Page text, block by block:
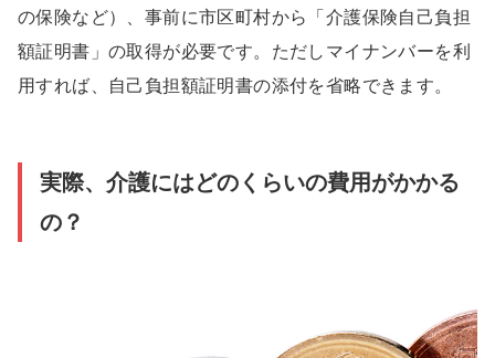
の保険など）、事前に市区町村から「介護保険自己負担
額証明書」の取得が必要です。ただしマイナンバーを利
用すれば、自己負担額証明書の添付を省略できます。
実際、介護にはどのくらいの費用がかかる
の？